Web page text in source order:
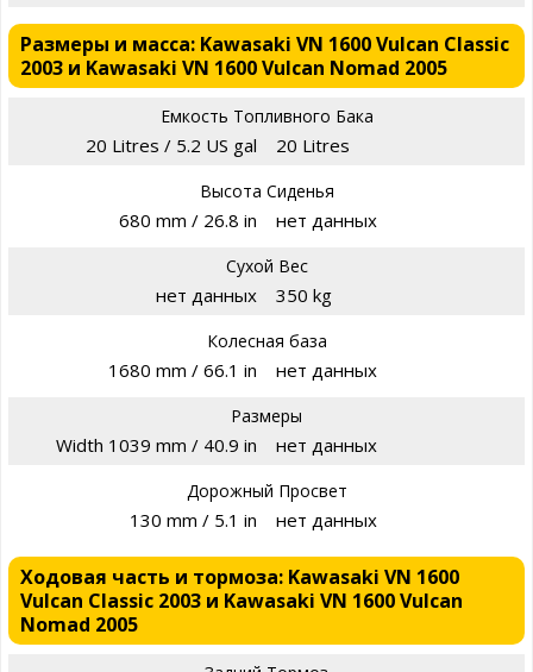
Размеры и масса: Kawasaki VN 1600 Vulcan Classic
2003 и Kawasaki VN 1600 Vulcan Nomad 2005
Емкость Топливного Бака
20 Litres / 5.2 US gal 20 Litres
Высота Сиденья
680 mm / 26.8 in нет данных
Сухой Вес
нет данных 350 kg
Колесная база
1680 mm / 66.1 in нет данных
Размеры
Width 1039 mm / 40.9 in нет данных
Дорожный Просвет
130 mm / 5.1 in нет данных
Ходовая часть и тормоза: Kawasaki VN 1600
Vulcan Classic 2003 и Kawasaki VN 1600 Vulcan
Nomad 2005